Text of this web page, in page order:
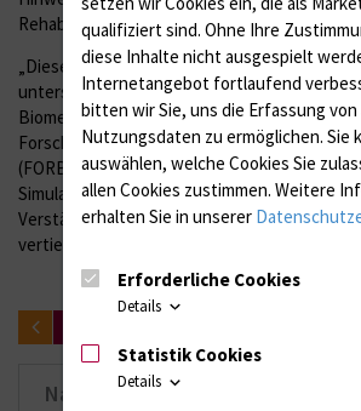
Rehabilitation.
„Diese Auszeichnung unterstreicht den
unterstützten Forschung im Bereich der
Biomechanik“ betont Prof. Dr. Rainer Bader,
Forschungslabors für Biomechanik und
(FORBIOMIT) an der Universitätsmedizin
Simulationsmethoden wie diese eröffnen
Verständnis komplexer muskuloskelettaler
vertiefen und Therapien gezielter zu
Nachrichten-Archiv
qualifiziert sind. Ohne Ihre
diese Inhalte nicht ausgespielt
Internetangebot fortlaufend
bitten wir Sie, uns die Erfassung
Nutzungsdaten zu ermöglichen. Sie
auswählen, welche Cookies Sie
allen Cookies zustimmen. Weitere
erhalten Sie in unserer
Erforderliche Cookies
Details
Statistik Cookies
Details